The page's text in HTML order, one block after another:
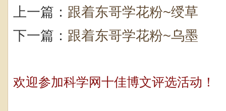
上一篇： 跟着东哥学花粉~绶草
下一篇： 跟着东哥学花粉~乌墨
欢迎参加科学网十佳博文评选活动！